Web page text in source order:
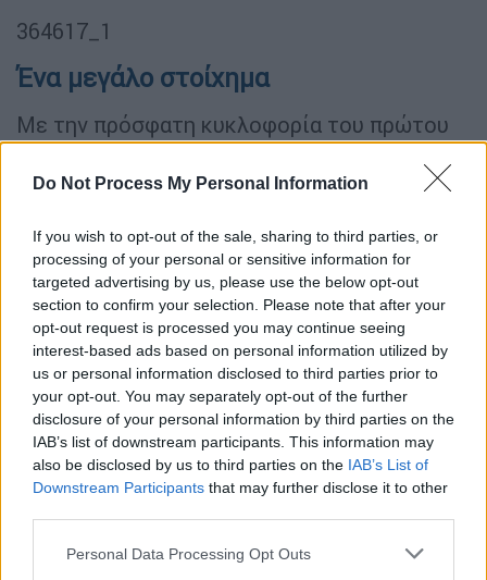
Do Not Process My Personal Information
If you wish to opt-out of the sale, sharing to third parties, or
processing of your personal or sensitive information for
targeted advertising by us, please use the below opt-out
section to confirm your selection. Please note that after your
opt-out request is processed you may continue seeing
interest-based ads based on personal information utilized by
us or personal information disclosed to third parties prior to
your opt-out. You may separately opt-out of the further
disclosure of your personal information by third parties on the
IAB’s list of downstream participants. This information may
also be disclosed by us to third parties on the IAB’s List of
Downstream Participants that may further disclose it to other
Please note that this website/app uses one or more Google
Personal Data Processing Opt Outs
364617_1
Ένα μεγάλο στοίχημα
Με την πρόσφατη κυκλοφορία του πρώτου
πλήρες τρέιλερ και στο ίδιο υψηλών
οκτανίων πνεύμα με το «Top Gun: Maverick»,
«F1»υπόσχεται ένα θέαμα υψηλών
προδιαγραφών .
Πηγές που επικαλείται το World of Reel,
επιβεβαίωσαν πρόσφατα ότι ο
προϋπολογισμός για το «F1»έχει υπερβεί τα
300 εκατομμύρια δολάρια, κυρίως εξαιτίας
των καθυστερήσεων που προέκυψαν στα
γυρίσματα.
Jerry Bruckheimer and 'F1' director
#CinemaCon